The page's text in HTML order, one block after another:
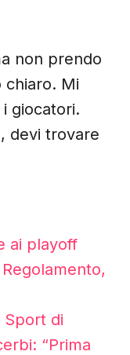
non prendo
chiaro. Mi
giocatori.
devi trovare
ai playoff
Sport di
“Prima